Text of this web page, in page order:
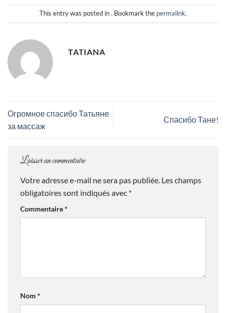
This entry was posted in . Bookmark the permalink.
TATIANA
Огромное спасибо Татьяне
за массаж
Спасибо Тане!
Laisser un commentaire
Votre adresse e-mail ne sera pas publiée. Les champs
obligatoires sont indiqués avec *
Commentaire*
Nom *